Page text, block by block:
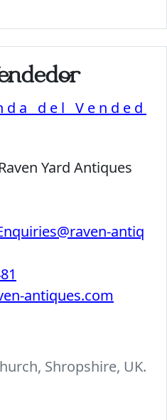
del Vended
Raven Yard Antiques
antiq
antiques.com
Shropshire, UK.